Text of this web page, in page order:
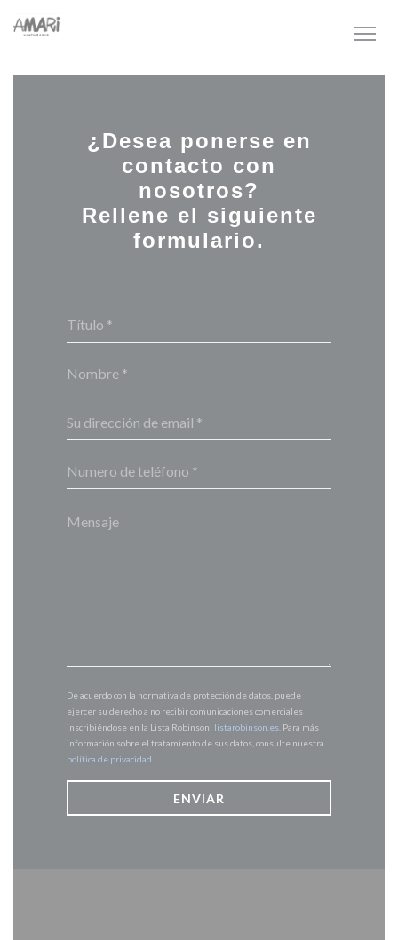
¿Desea ponerse en
contacto con
nosotros?
Rellene el siguiente
formulario.
De acuerdo con la normativa de protección de datos, puede
ejercer su derecho a no recibir comunicaciones comerciales
inscribiéndose en la Lista Robinson: listarobinson.es . Para más
información sobre el tratamiento de sus datos, consulte nuestra
política de privacidad